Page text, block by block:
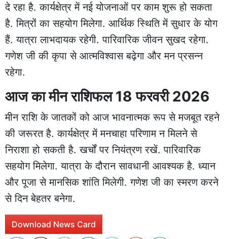
दे रहा है. कार्यक्षेत्र में नई योजनाओं पर काम शुरू हो सकता
है. मित्रों का सहयोग मिलेगा. आर्थिक स्थिति में सुधार के योग
हैं. यात्रा लाभदायक रहेगी. पारिवारिक जीवन सुखद रहेगा.
गणेश जी की कृपा से आत्मविश्वास बढ़ेगा और मन प्रसन्न
रहेगा.
आज का मीन राशिफल 18 फरवरी 2026
मीन राशि के जातकों को आज भावनात्मक रूप से मजबूत रहने
की जरूरत है. कार्यक्षेत्र में मनचाहा परिणाम न मिलने से
निराशा हो सकती है. खर्चों पर नियंत्रण रखें. पारिवारिक
सहयोग मिलेगा. यात्रा के दौरान सावधानी आवश्यक है. ध्यान
और पूजा से मानसिक शांति मिलेगी. गणेश जी का स्मरण करने
से दिन बेहतर बनेगा.
Download News Card